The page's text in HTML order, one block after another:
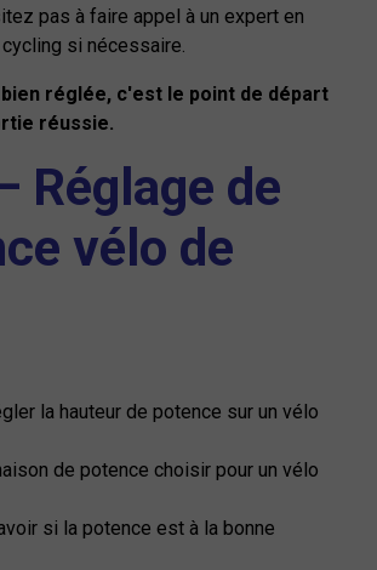
pas à faire appel à un expert en
si nécessaire.
réglée, c'est le point de départ
réussie.
Réglage de
vélo de
la hauteur de potence sur un vélo
de potence choisir pour un vélo
si la potence est à la bonne